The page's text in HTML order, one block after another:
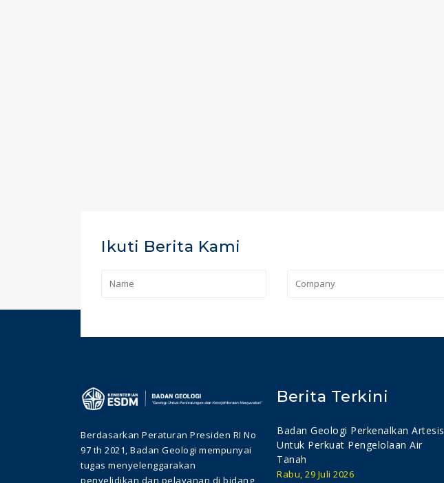
Ikuti Berita Kami
Berdasarkan Peraturan Presiden RI No
97 th 2021, Badan Geologi mempunyai
tugas menyelenggarakan
penyelidikan dan pelayanan di bidang
Berita Terkini
Badan Geologi Perkenalkan Artesis
Untuk Perkuat Pengelolaan Air
Tanah
Rabu, 29 Juli 2026